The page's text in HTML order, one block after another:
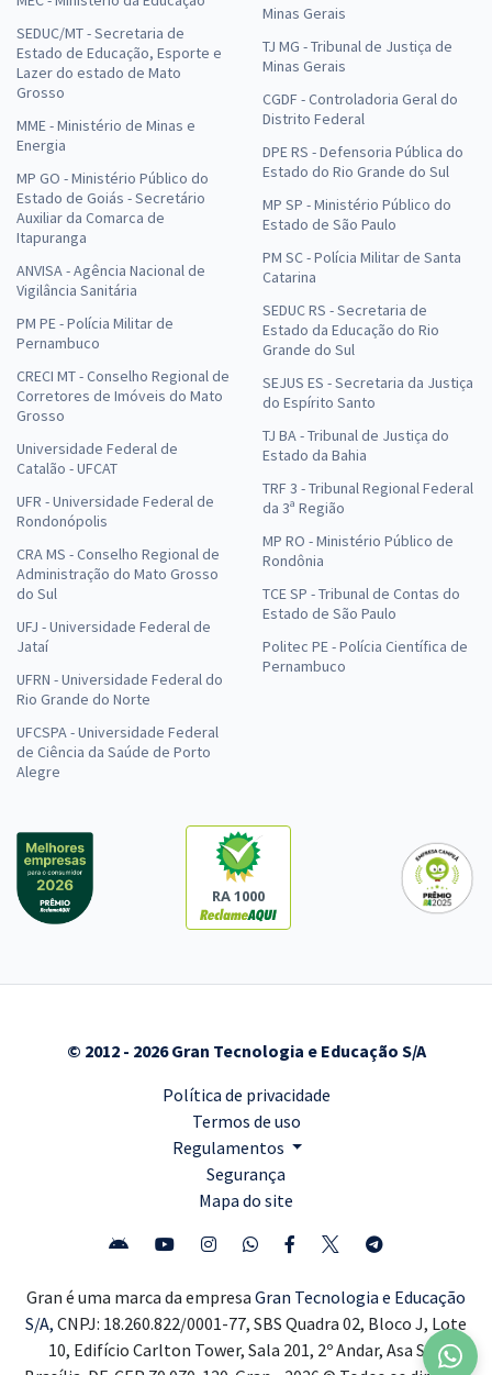
SEDUC/MT - Secretaria de
Estado de Educação, Esporte e
Lazer do estado de Mato
Grosso
MME - Ministério de Minas e
Energia
MP GO - Ministério Público do
Estado de Goiás - Secretário
Auxiliar da Comarca de
Itapuranga
ANVISA - Agência Nacional de
Vigilância Sanitária
PM PE - Polícia Militar de
Pernambuco
CRECI MT - Conselho Regional de
Corretores de Imóveis do Mato
Grosso
Universidade Federal de
Catalão - UFCAT
UFR - Universidade Federal de
Rondonópolis
CRA MS - Conselho Regional de
Administração do Mato Grosso
do Sul
UFJ - Universidade Federal de
Jataí
UFRN - Universidade Federal do
Rio Grande do Norte
UFCSPA - Universidade Federal
de Ciência da Saúde de Porto
Alegre
Minas Gerais
TJ MG - Tribunal de Justiça de
Minas Gerais
CGDF - Controladoria Geral do
Distrito Federal
DPE RS - Defensoria Pública do
Estado do Rio Grande do Sul
MP SP - Ministério Público do
Estado de São Paulo
PM SC - Polícia Militar de Santa
Catarina
SEDUC RS - Secretaria de
Estado da Educação do Rio
Grande do Sul
SEJUS ES - Secretaria da Justiça
do Espírito Santo
TJ BA - Tribunal de Justiça do
Estado da Bahia
TRF 3 - Tribunal Regional Federal
da 3ª Região
MP RO - Ministério Público de
Rondônia
TCE SP - Tribunal de Contas do
Estado de São Paulo
Politec PE - Polícia Científica de
Pernambuco
RA 1000
© 2012 - 2026 Gran Tecnologia e Educação S/A
Política de privacidade
Termos de uso
Regulamentos
Segurança
Mapa do site
Gran é uma marca da empresa Gran Tecnologia e Educação
S/A, CNPJ: 18.260.822/0001-77, SBS Quadra 02, Bloco J, Lote
10, Edifício Carlton Tower, Sala 201, 2º Andar, Asa Sul,